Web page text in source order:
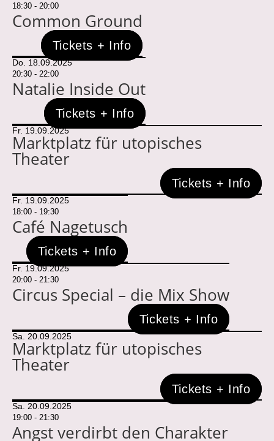
18:30 - 20:00
Common Ground
Tickets + Info
Do. 18.09.2025
20:30 - 22:00
Natalie Inside Out
Tickets + Info
Fr. 19.09.2025
Marktplatz für utopisches
Theater
Tickets + Info
Fr. 19.09.2025
18:00 - 19:30
Café Nagetusch
Tickets + Info
Fr. 19.09.2025
20:00 - 21:30
Circus Special – die Mix Show
Tickets + Info
Sa. 20.09.2025
Marktplatz für utopisches
Theater
Tickets + Info
Sa. 20.09.2025
19:00 - 21:30
Angst verdirbt den Charakter